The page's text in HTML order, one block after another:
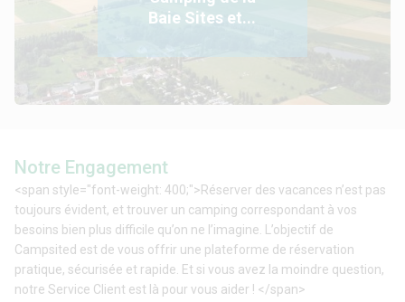
Baie Sites et...
Notre Engagement
<span style="font-weight: 400;">Réserver des vacances n’est pas
toujours évident, et trouver un camping correspondant à vos
besoins bien plus difficile qu’on ne l’imagine. L’objectif de
Campsited est de vous offrir une plateforme de réservation
pratique, sécurisée et rapide. Et si vous avez la moindre question,
notre Service Client est là pour vous aider ! </span>